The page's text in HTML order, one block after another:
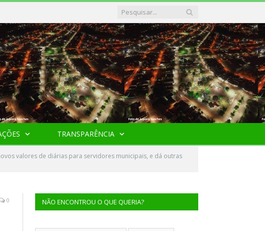
TRANSPARÊNCIA
novos valores de diárias para servidores municipais, e dá outras
0 NÃO ENCONTROU O QUE QUERIA?